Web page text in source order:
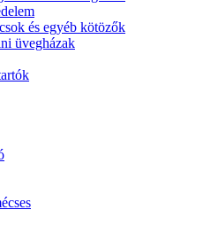
és egyéb kötözők
üvegházak